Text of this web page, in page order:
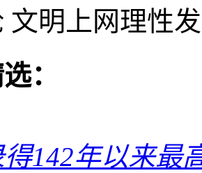
文明上网理性
：
142年以来最